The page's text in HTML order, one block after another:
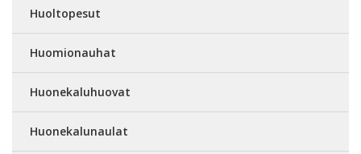
Huoltopesut
Huomionauhat
Huonekaluhuovat
Huonekalunaulat